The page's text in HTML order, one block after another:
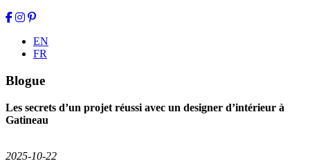
EN
FR
Blogue
Les secrets d’un projet réussi avec un designer d’intérieur à
Gatineau
2025-10-22